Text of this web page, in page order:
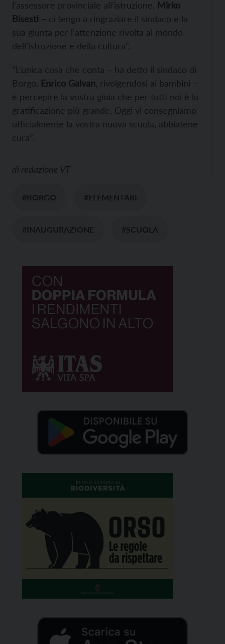
l’assessore provinciale all’istruzione, Mirko
Bisesti – ci tengo a ringraziare il sindaco e la
sua giunta per l’attenzione rivolta al mondo
dell’istruzione e della cultura”.
“L’unica cosa che conta – ha detto il sindaco di
Borgo, Enrico Galvan , rivolgendosi ai bambini –
è percepire la vostra gioia che per tutti noi è la
gratificazione più grande. Oggi vi consegniamo
ufficialmente la vostra nuova scuola, abbiatene
cura”.
di redazione VT
#BORGO #ELEMENTARI
#INAUGURAZIONE #SCUOLA